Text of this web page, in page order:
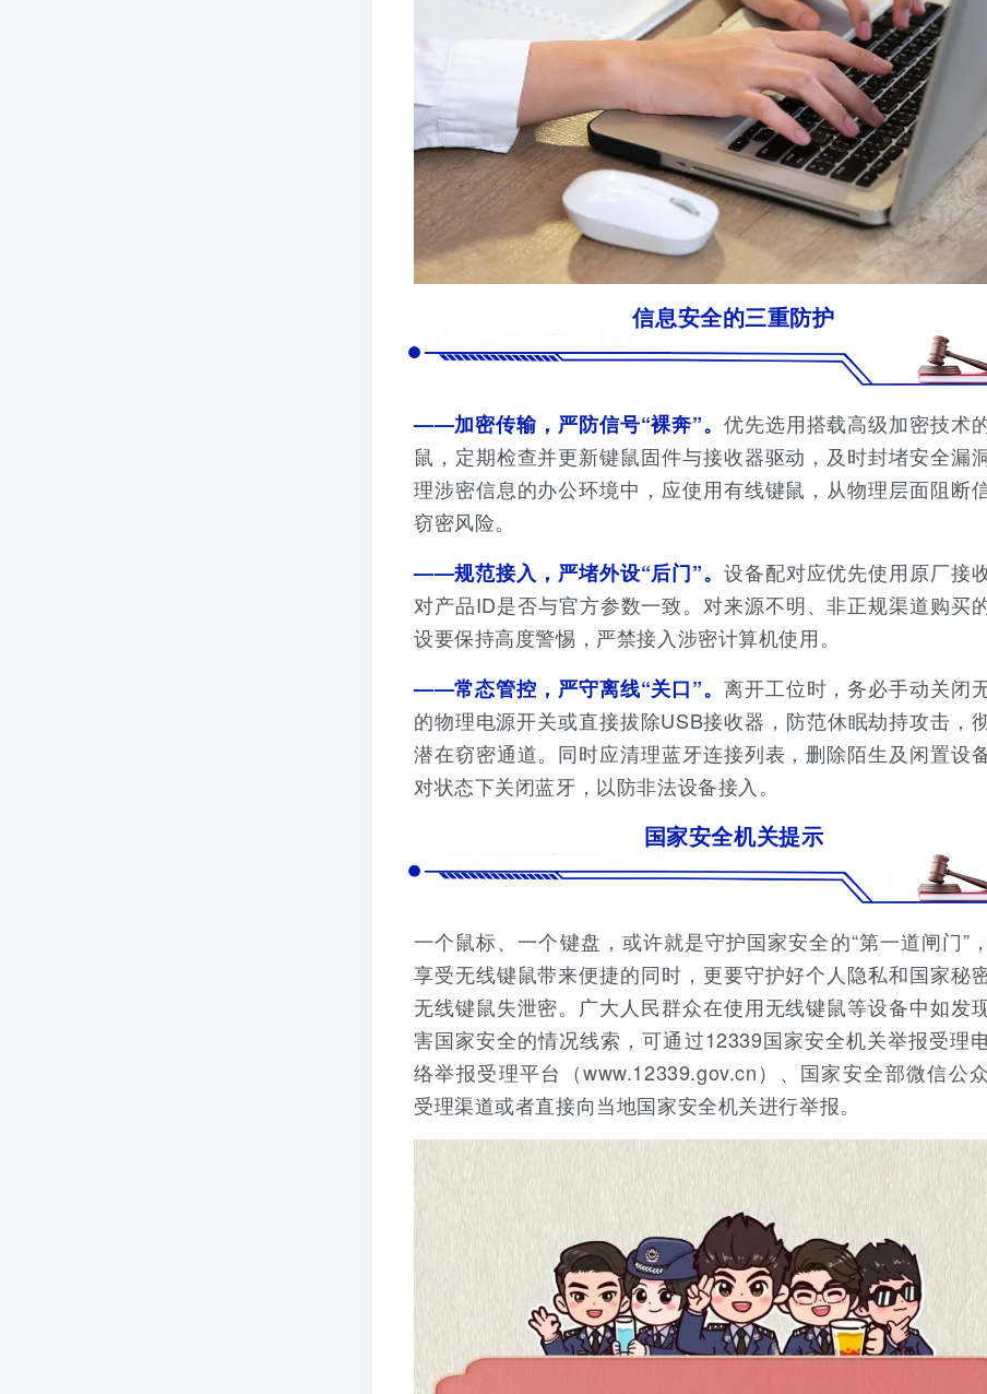
信息安全的三重防护
——加密传输，严防信号“裸奔”。 优先选用搭载高级加密技术
鼠，定期检查并更新键鼠固件与接收器驱动，及时封堵安全漏
理涉密信息的办公环境中，应使用有线键鼠，从物理层面阻断
窃密风险。
——规范接入，严堵外设“后门”。 设备配对应优先使用原厂接
对产品ID是否与官方参数一致。对来源不明、非正规渠道购买
设要保持高度警惕，严禁接入涉密计算机使用。
——常态管控，严守离线“关口”。 离开工位时，务必手动关闭
的物理电源开关或直接拔除USB接收器，防范休眠劫持攻击，
潜在窃密通道。同时应清理蓝牙连接列表，删除陌生及闲置设
对状态下关闭蓝牙，以防非法设备接入。
国家安全机关提示
一个鼠标、一个键盘，或许就是守护国家安全的“第一道闸门”
享受无线键鼠带来便捷的同时，更要守护好个人隐私和国家秘
无线键鼠失泄密。广大人民群众在使用无线键鼠等设备中如发
害国家安全的情况线索，可通过12339国家安全机关举报受理
络举报受理平台（www.12339.gov.cn）、国家安全部微信公
受理渠道或者直接向当地国家安全机关进行举报。